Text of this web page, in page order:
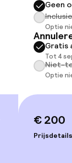
terrein
op
Geen
Optie
Gratis
Tot 4
Niet-
Optie
€ 200
Prijsdetails